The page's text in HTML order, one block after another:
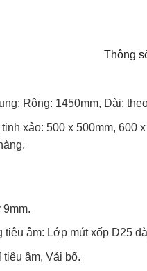
Thông
Rộng: 1450mm, Dài:
xảo: 500 x 500mm, 600
9mm.
tiêu âm: Lớp mút xốp D25
tiêu âm, Vải bố.